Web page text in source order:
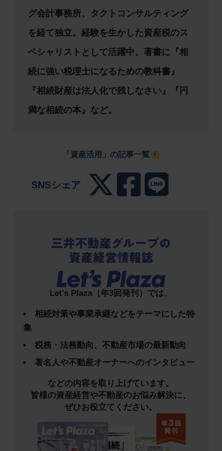
グ会計事務所、タクトコンサルティング
を経て独立。経験を生かした資産税のス
ペシャリストとして活躍中。著書に『相
続に強い税理士になるための教科書』
『相続財産は法人化で残しなさい』『円
満な相続の本』など。
「資産活用」の記事一覧
SNSシェア
Let’s Plaza（年3回発刊）では、
相続対策や事業承継などをテーマにした特
集
税務・法務動向、不動産市場の最新動向
著名人や不動産オーナーへのインタビュー
などの内容を取り上げています。
皆様の資産経営や不動産のお悩み解決に、
ぜひお役立てください。